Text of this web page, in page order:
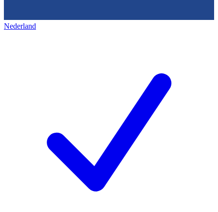
Nederland